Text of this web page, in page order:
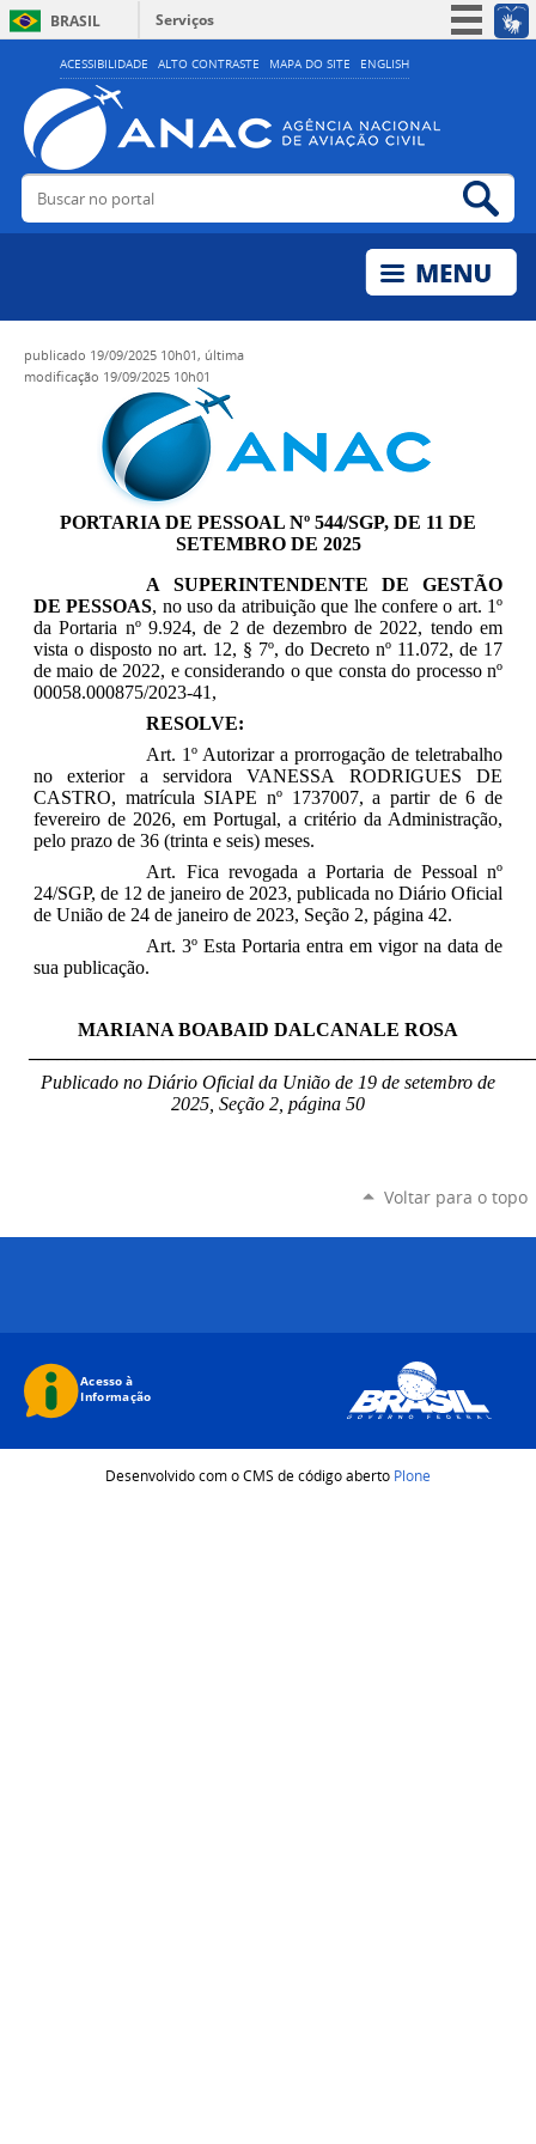
ACESSIBILIDADE ALTO CONTRASTE MAPA DO SITE ENGLISH
BRASIL
Serviços
Simplifique!
Acesso à informação
Legislação
Buscar no portal
publicado 19/09/2025 10h01, última
modificação 19/09/2025 10h01
PORTARIA DE PESSOAL Nº 544/SGP, DE 11 DE
SETEMBRO DE 2025
A SUPERINTENDENTE DE GESTÃO
DE PESSOAS, no uso da atribuição que lhe confere o art. 1º
da Portaria nº 9.924, de 2 de dezembro de 2022, tendo em
vista o disposto no art. 12, § 7º, do Decreto nº 11.072, de 17
de maio de 2022, e considerando o que consta do processo nº
00058.000875/2023-41,
RESOLVE:
Art. 1º Autorizar a prorrogação de teletrabalho
no exterior a servidora VANESSA RODRIGUES DE
CASTRO, matrícula SIAPE nº 1737007, a partir de 6 de
fevereiro de 2026, em Portugal, a critério da Administração,
pelo prazo de 36 (trinta e seis) meses.
Art. Fica revogada a Portaria de Pessoal nº
24/SGP, de 12 de janeiro de 2023, publicada no Diário Oficial
de União de 24 de janeiro de 2023, Seção 2, página 42.
Art. 3º Esta Portaria entra em vigor na data de
sua publicação.
MARIANA BOABAID DALCANALE ROSA
Publicado no Diário Oficial da União de 19 de setembro de
2025, Seção 2, página 50
Voltar para o topo
Desenvolvido com o CMS de código aberto Plone